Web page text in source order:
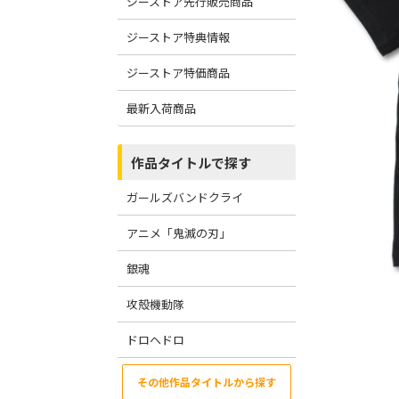
ジーストア特典情報
ジーストア特価商品
最新入荷商品
作品タイトルで探す
ガールズバンドクライ
アニメ「鬼滅の刃」
銀魂
攻殻機動隊
ドロヘドロ
その他作品タイトルから探す